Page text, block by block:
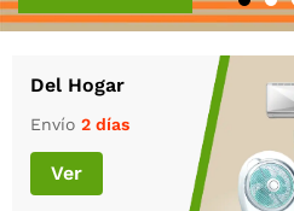
Del Hogar
Envío 2 días
Ver